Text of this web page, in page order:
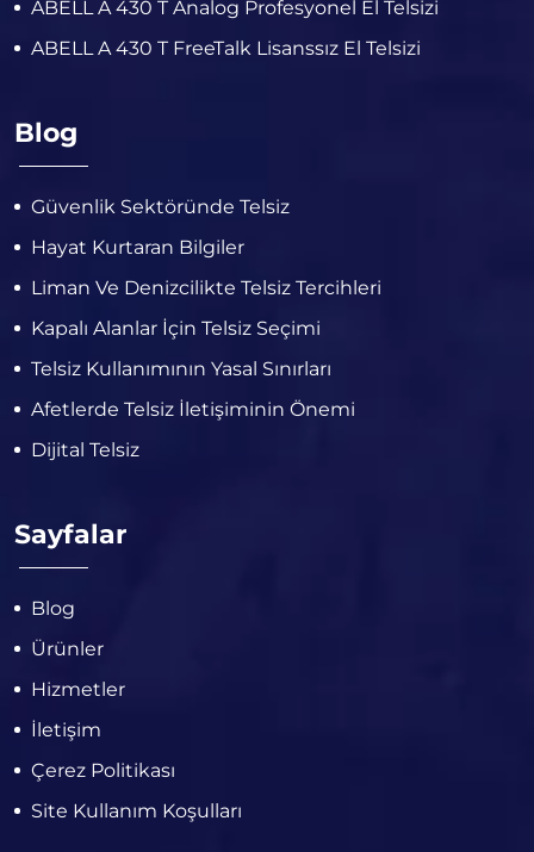
ABELL A 430 T Analog Profesyonel El Telsizi
ABELL A 430 T FreeTalk Lisanssız El Telsizi
Blog
Güvenlik Sektöründe Telsiz
Hayat Kurtaran Bilgiler
Liman Ve Denizcilikte Telsiz Tercihleri
Kapalı Alanlar İçin Telsiz Seçimi
Telsiz Kullanımının Yasal Sınırları
Afetlerde Telsiz İletişiminin Önemi
Dijital Telsiz
Sayfalar
Blog
Ürünler
Hizmetler
İletişim
Çerez Politikası
Site Kullanım Koşulları